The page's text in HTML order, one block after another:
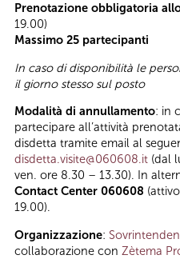
Prenotazione obbligatoria
19.00)
Massimo 25 partecipanti
In caso di disponibilità le
il giorno stesso sul posto
Modalità di annullamento: in
partecipare all’attività
disdetta tramite email al
disdetta.visite@060608.it (dal
ven. ore 8.30 – 13.30). In
Contact Center 060608
19.00).
Organizzazione:
collaborazione con Zètema